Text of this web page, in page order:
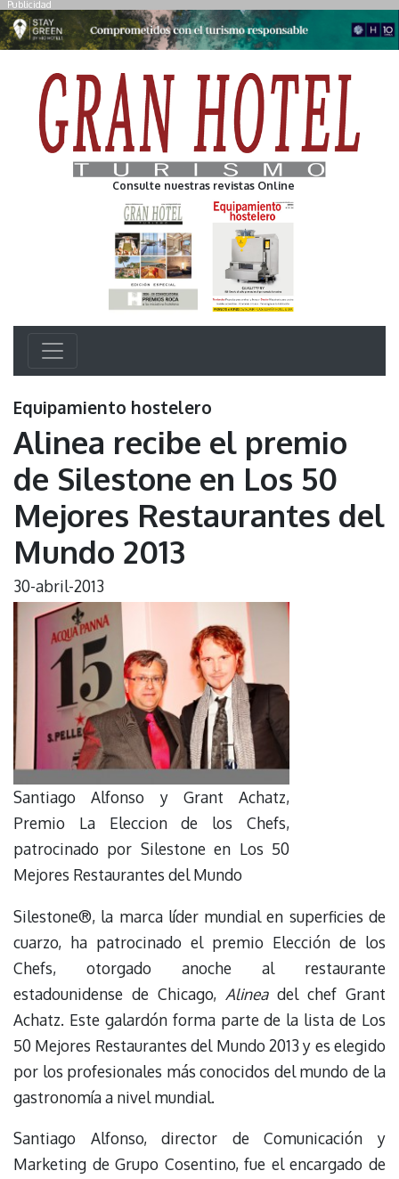
Publicidad
Consulte nuestras revistas Online
Equipamiento hostelero
Alinea recibe el premio
de Silestone en Los 50
Mejores Restaurantes del
Mundo 2013
30-abril-2013
Santiago Alfonso y Grant Achatz,
Premio La Eleccion de los Chefs,
patrocinado por Silestone en Los 50
Mejores Restaurantes del Mundo
Silestone®, la marca líder mundial en superficies de
cuarzo, ha patrocinado el premio Elección de los
Chefs, otorgado anoche al restaurante
estadounidense de Chicago, Alineadel chef Grant
Achatz. Este galardón forma parte de la lista de Los
50 Mejores Restaurantes del Mundo 2013 y es elegido
por los profesionales más conocidos del mundo de la
gastronomía a nivel mundial.
Santiago Alfonso, director de Comunicación y
Marketing de Grupo Cosentino, fue el encargado de